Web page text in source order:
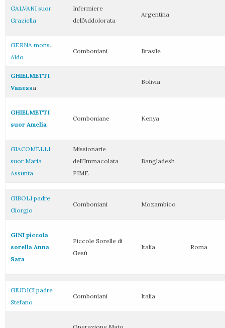
GALVANI suor
Graziella
Infermiere
dell’Addolorata
Argentina
GERNA mons.
Aldo
Comboniani Brasile
GHIELMETTI
Vanessa
Bolivia
GHIELMETTI
suor Amelia
Comboniane Kenya
GIACOMELLI
suor Maria
Assunta
Missionarie
dell’Immacolata
PIME
Bangladesh
GIBOLI padre
Giorgio
Comboniani Mozambico
GINI piccola
sorella Anna
Sara
Piccole Sorelle di
Gesù
Italia Roma
GIUDICI padre
Stefano
Comboniani Italia